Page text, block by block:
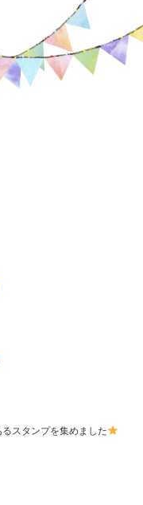
スタンプを集めました